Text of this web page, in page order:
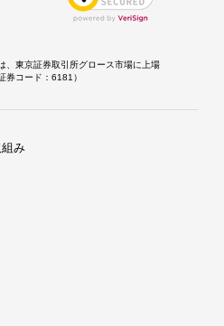
、東京証券取引所グロース市場に上場
券コード：6181）
み